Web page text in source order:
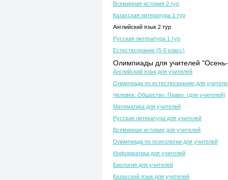
Всемирная история 2 тур
Казахская литература 1 тур
Английский язык 2 тур
Русская литература 1 тур
Естествознание (5-6 класс)
Олимпиады для учителей
Английский язык для учителей
Олимпиада по естествознанию для
Человек. Общество. Право. (для учителей)
Математика для учителей
Русская литература для учителей
Всемирная история для учителей
Олимпиада по психологии для учителей
Информатика для учителей
Биология для учителей
Казахский язык для учителей